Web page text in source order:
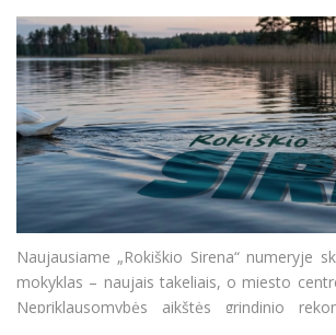
Naujausiame „Rokiškio Sirena“ numeryje
mokyklas – naujais takeliais, o miesto
Nepriklausomybės aikštės grindinio